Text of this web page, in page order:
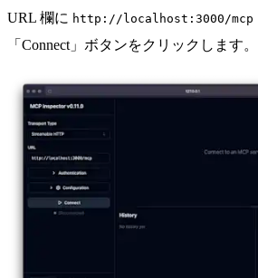
URL 欄に http://localhost:3000/mcp
「Connect」ボタンをクリックします。